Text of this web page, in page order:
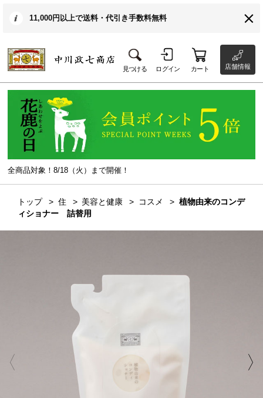
11,000円以上で送料・代引き手数料無料
見つける ログイン カート 店舗情報
全商品対象！8/18（火）まで開催！
トップ 住 美容と健康 コスメ
植物由来のコンデ
ィショナー 詰替用